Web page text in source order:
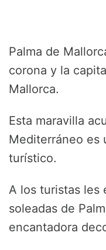
Palma de
corona y la
Mallorca.
Esta maravilla
Mediterráneo es
turístico.
A los turistas les
soleadas de
encantadora